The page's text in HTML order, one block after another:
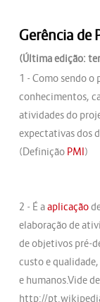
Gerência de
(Última edição:
1 - Como sendo o
conhecimentos,
atividades do
expectativas dos
(Definição PMI)
2 - É aaplicação
elaboração de
de objetivos pré-
custo e
e humanos.Vide
http://